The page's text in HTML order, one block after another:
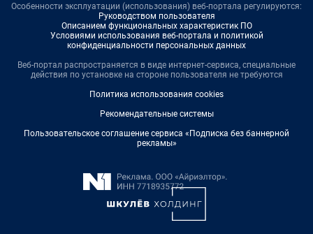
Особенности эксплуатации (использования) веб-портала регулируются:
Руководством пользователя
Описанием функциональных характеристик ПО
Условиями использования веб-портала и политикой
конфиденциальности персональных данных
Веб-портал распространяется в виде интернет-сервиса, специальные
действия по установке на стороне пользователя не требуются
Политика использования cookies
Рекомендательные системы
Пользовательское соглашение сервиса «Подписка без баннерной
рекламы»